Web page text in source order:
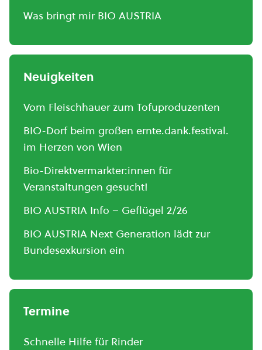
Was bringt mir BIO AUSTRIA
Neuigkeiten
Vom Fleischhauer zum Tofuproduzenten
BIO-Dorf beim großen ernte.dank.festival.
im Herzen von Wien
Bio-Direktvermarkter:innen für
Veranstaltungen gesucht!
BIO AUSTRIA Info – Geflügel 2/26
BIO AUSTRIA Next Generation lädt zur
Bundesexkursion ein
Termine
Schnelle Hilfe für Rinder